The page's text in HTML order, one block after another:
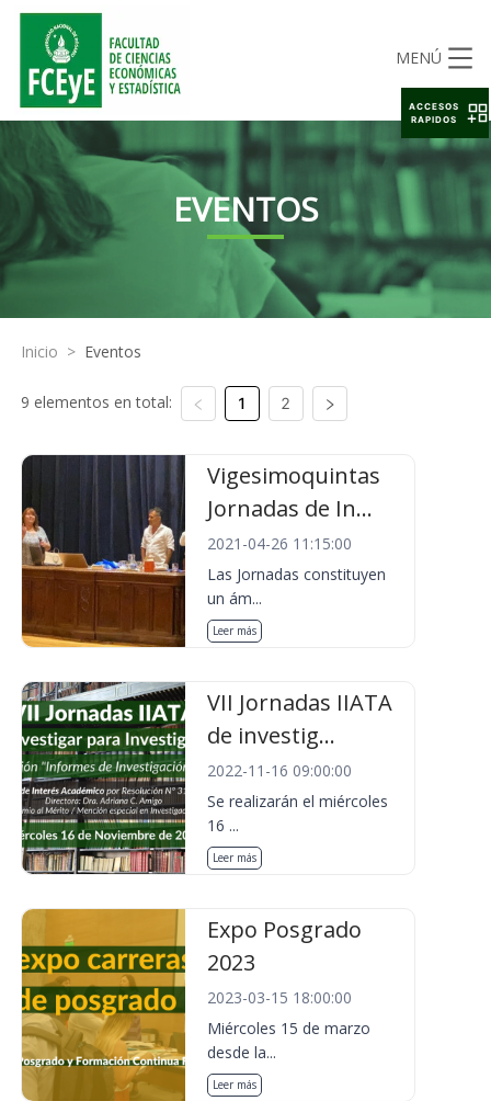
MENÚ
EVENTOS
Inicio > Eventos
9 elementos en total: 1 2
Vigesimoquintas
Jornadas de In...
2021-04-26 11:15:00
Las Jornadas constituyen
un ám...
Leer más
VII Jornadas IIATA
de investig...
2022-11-16 09:00:00
Se realizarán el miércoles
16 ...
Leer más
Expo Posgrado
2023
2023-03-15 18:00:00
Miércoles 15 de marzo
desde la...
Leer más
ACCESOS
RAPIDOS